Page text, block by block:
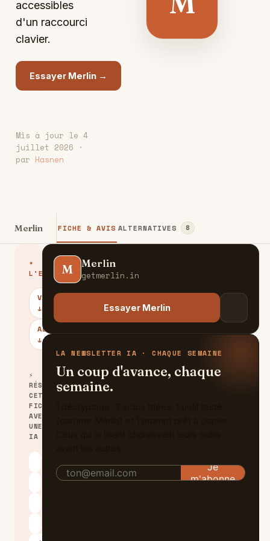
accessibles
d'un raccourci
clavier.
Essayer Merlin →
Mis à jour le 4
juillet 2026 ·
par Hasnen
Merlin FICHE & AVIS ALTERNATIVES 8
✦
L'ESSENTIEL
VERDICT
↓
ALTERNATIVES
↓
⚡
RÉSUMER
CETTE
FICHE
AVEC
UNE
IA
ChatGPT
Claude
Perplexity
Le Chat
M Merlin
getmerlin.in
Essayer Merlin
LA NEWSLETTER IA · CHAQUE SEMAINE
Un coup d'avance, chaque
semaine.